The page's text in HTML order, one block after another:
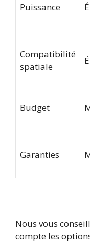
Puissance
Compatibilité
spatiale
Budget
Garanties
Nous vous
compte les